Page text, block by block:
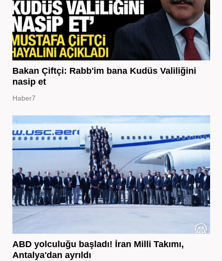
Bakan Çiftçi: Rabb'im bana Kudüs Valiliğini
nasip et
Haber7
ABD yolculuğu başladı! İran Milli Takımı,
Antalya'dan ayrıldı